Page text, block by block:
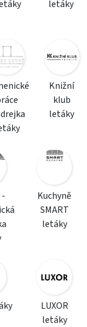
letáky
Knižní
klub
letáky
Kuchyně
SMART
letáky
LUXOR
letáky